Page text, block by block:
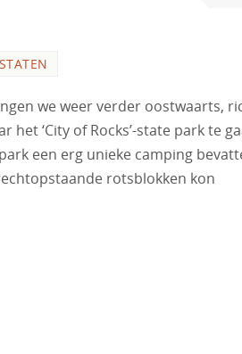
we weer verder oostwaarts,
‘City of Rocks’-state park te
een erg unieke camping
rotsblokken kon